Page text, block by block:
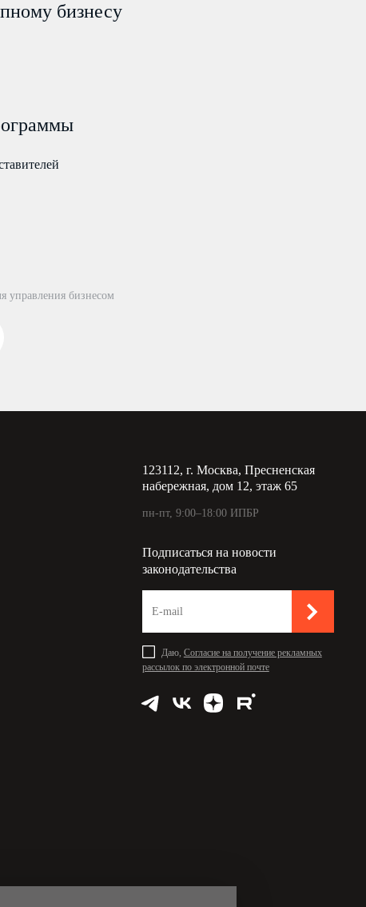
бизнесу
управления бизнесом
123112, г. Москва, Пресненская
набережная, дом 12, этаж 65
пн-пт, 9:00–18:00 ИПБР
Подписаться на новости
законодательства
Даю, Согласие на получение рекламных
рассылок по электронной почте